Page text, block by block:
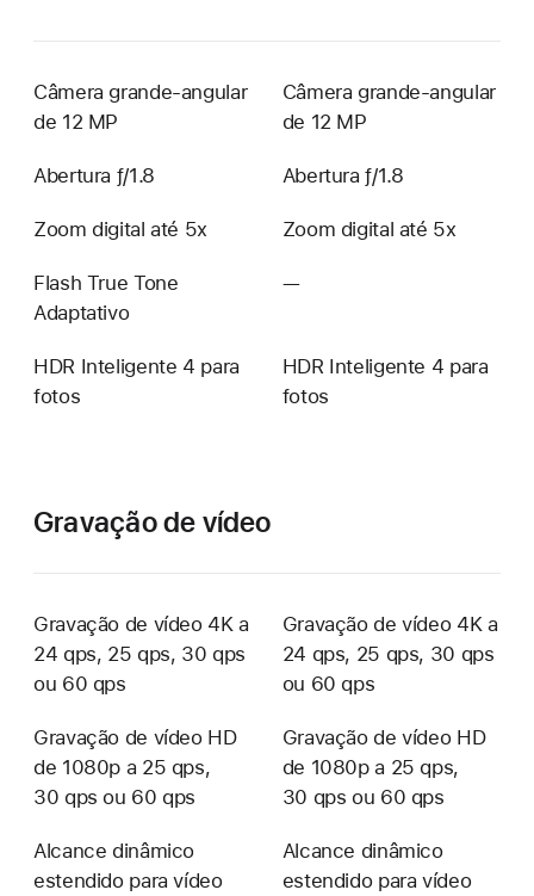
Câmera grande-angular
de 12 MP
Câmera grande-angular
de 12 MP
Abertura ƒ/1.8 Abertura ƒ/1.8
Zoom digital até 5x Zoom digital até 5x
Flash True Tone
Adaptativo
—Não
HDR Inteligente 4 para
fotos
HDR Inteligente 4 para
fotos
Gravação de vídeo
Gravação de vídeo 4K a
24 qps, 25 qps, 30 qps
ou 60 qps
Gravação de vídeo 4K a
24 qps, 25 qps, 30 qps
ou 60 qps
Gravação de vídeo HD
de 1080p a 25 qps,
30 qps ou 60 qps
Gravação de vídeo HD
de 1080p a 25 qps,
30 qps ou 60 qps
Alcance dinâmico
estendido para vídeo
Alcance dinâmico
estendido para vídeo